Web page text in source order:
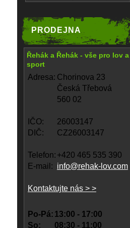
PRODEJNA
Řehák a Řehák - vše pro lov a
sport
Adresa: Chorinova 23
Česká Třebová
560 02
IČO:
26003147
DIČ:
CZ26003147
Telefon: +420 465 535 390
E-mail: info@rehak-lov.com
Kontaktujte nás > >
Po-Pá: 13:00 - 17:00
So:
08:30 - 11:00